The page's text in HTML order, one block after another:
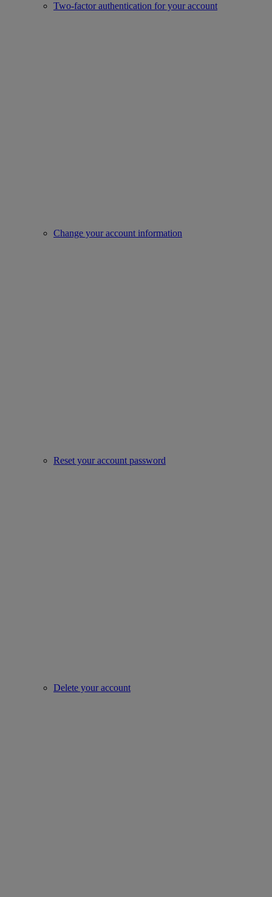
Two-factor authentication for your account
Change your account information
Reset your account password
Delete your account